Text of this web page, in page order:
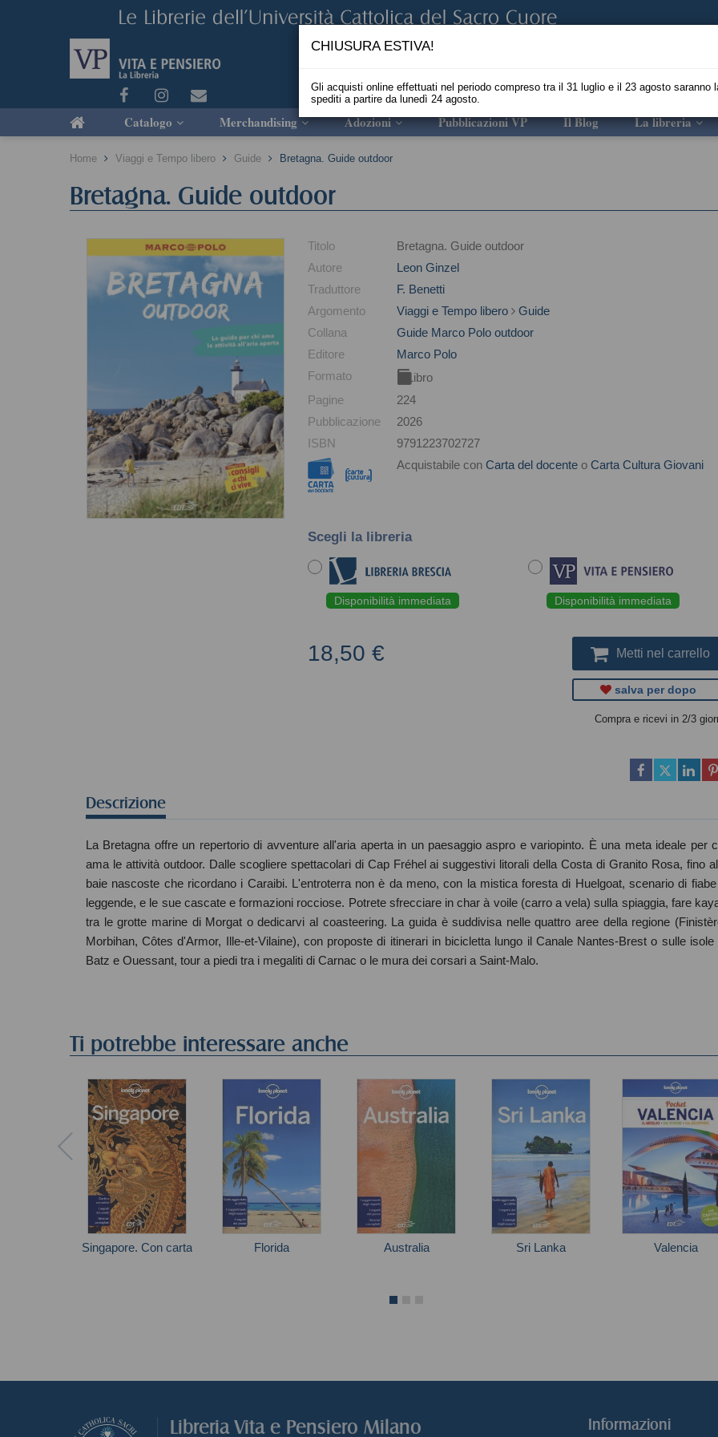
Catalogo Merchandising Adozioni Pubblicazioni VP Il Blog La libreria
Home Viaggi e Tempo libero Guide Bretagna. Guide outdoor
Bretagna. Guide outdoor
Titolo
Bretagna. Guide outdoor
Autore
Leon Ginzel
Traduttore
F. Benetti
Argomento
Viaggi e Tempo libero
Guide
Collana
Guide Marco Polo outdoor
Editore
Marco Polo
Formato
Libro
Pagine
224
Pubblicazione
2026
ISBN
9791223702727
Acquistabile con Carta del docente o Carta Cultura Giovani
Scegli la libreria
Disponibilità immediata Disponibilità immediata
18,50 € Metti nel carrello
salva per dopo
Compra e ricevi in 2/3
Descrizione
La Bretagna offre un repertorio di avventure all'aria aperta in un paesaggio aspro e variopinto. È una meta ideale per
ama le attività outdoor. Dalle scogliere spettacolari di Cap Fréhel ai suggestivi litorali della Costa di Granito Rosa, fino
baie nascoste che ricordano i Caraibi. L'entroterra non è da meno, con la mistica foresta di Huelgoat, scenario di
leggende, e le sue cascate e formazioni rocciose. Potrete sfrecciare in char à voile (carro a vela) sulla spiaggia, fare
tra le grotte marine di Morgat o dedicarvi al coasteering. La guida è suddivisa nelle quattro aree della regione
Morbihan, Côtes d'Armor, Ille-et-Vilaine), con proposte di itinerari in bicicletta lungo il Canale Nantes-Brest o sulle isole
Batz e Ouessant, tour a piedi tra i megaliti di Carnac o le mura dei corsari a Saint-Malo.
Ti potrebbe interessare anche
Singapore. Con carta Florida Australia Sri Lanka Valencia
Libreria Vita e Pensiero Milano Informazioni
CHIUSURA ESTIVA!
Gli acquisti online effettuati nel periodo compreso tra il 31 luglio e il 23 agosto saranno
spediti a partire da lunedì 24 agosto.